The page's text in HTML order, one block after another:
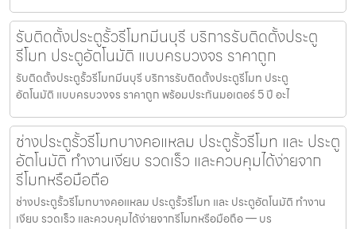
รับติดตั้งประตูรั้วรีโมทมีนบุรี บริการรับติดตั้งประตู
รีโมท ประตูอัตโนมัติ แบบครบวงจร ราคาถูก
รับติดตั้งประตูรั้วรีโมทมีนบุรี บริการรับติดตั้งประตูรีโมท ประตู
อัตโนมัติ แบบครบวงจร ราคาถูก พร้อมประกันมอเตอร์ 5 ปี อะไ
ช่างประตูรั้วรีโมทบางคอแหลม ประตูรั้วรีโมท และ ประตู
อัตโนมัติ ทำงานเงียบ รวดเร็ว และควบคุมได้ง่ายจาก
รีโมทหรือมือถือ
ช่างประตูรั้วรีโมทบางคอแหลม ประตูรั้วรีโมท และ ประตูอัตโนมัติ ทำงาน
เงียบ รวดเร็ว และควบคุมได้ง่ายจากรีโมทหรือมือถือ — บร